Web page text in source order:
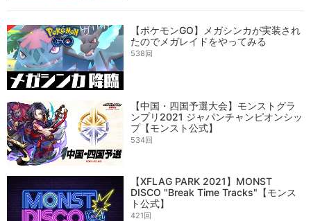
【ポケモンGO】メガシンカが実装され
たのでメガレイドをやってみる
538回
【中国・四国予選大会】モンストグラ
ンプリ2021 ジャパンチャンピオンシッ
プ【モンスト公式】
534回
【XFLAG PARK 2021】MONST
DISCO "Break Time Tracks"【モンス
ト公式】
421回